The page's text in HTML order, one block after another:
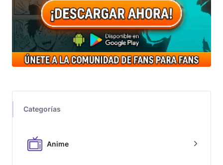
Categorías
Anime